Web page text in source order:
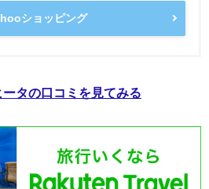
ショッピング
タの口コミを見てみる